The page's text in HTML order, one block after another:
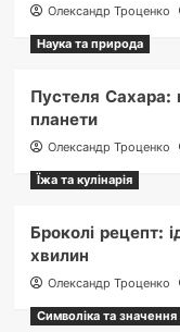
Олександр Троценко
Наука та природа
Пустеля Сахара:
планети
Олександр Троценко
Їжа та кулінарія
Броколі рецепт:
хвилин
Олександр Троценко
Символіка та значення